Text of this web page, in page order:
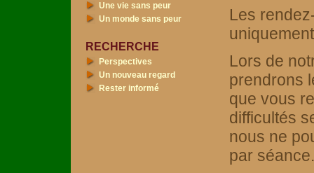
Une vie sans peur
Un monde sans peur
RECHERCHE
Perspectives
Un nouveau regard
Rester informé
Les
Lors de
prendrons
que vous
difficultés
nous ne
par séance.